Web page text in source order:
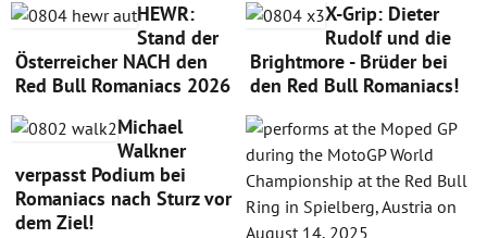
HEWR:
Stand der
Österreicher NACH den
Red Bull Romaniacs 2026
X-Grip: Dieter
Rudolf und die
Brightmore - Brüder bei
den Red Bull Romaniacs!
Michael
Walkner
verpasst Podium bei
Romaniacs nach Sturz vor
dem Ziel!